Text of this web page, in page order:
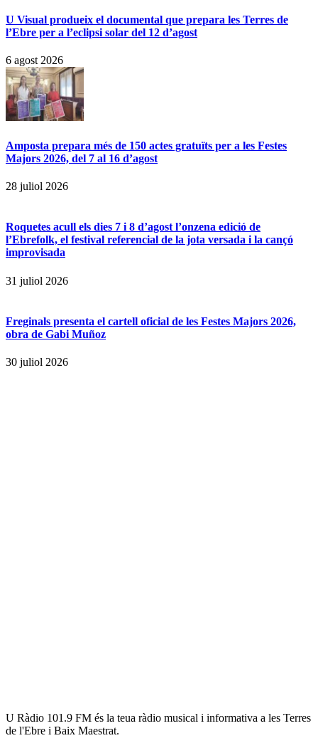
U Visual produeix el documental que prepara les Terres de
l’Ebre per a l’eclipsi solar del 12 d’agost
6 agost 2026
Amposta prepara més de 150 actes gratuïts per a les Festes
Majors 2026, del 7 al 16 d’agost
28 juliol 2026
Roquetes acull els dies 7 i 8 d’agost l’onzena edició de
l’Ebrefolk, el festival referencial de la jota versada i la cançó
improvisada
31 juliol 2026
Freginals presenta el cartell oficial de les Festes Majors 2026,
obra de Gabi Muñoz
30 juliol 2026
U Ràdio 101.9 FM és la teua ràdio musical i informativa a les Terres
de l'Ebre i Baix Maestrat.